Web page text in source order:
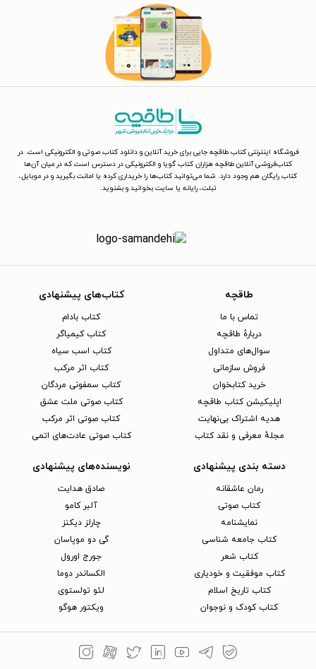
فروشگاه اینترنتی کتاب طاقچه جایی برای خرید آنلاین و دانلود کتاب صوتی و الکترونیکی است. در
کتاب‌فروشی آنلاین طاقچه هزاران کتاب گویا و الکترونیکی در دسترس است که در میان آن‌ها
کتاب رایگان هم وجود دارد. شما می‌توانید کتاب‌ها را خریداری کرده یا امانت بگیرید و در موبایل،
تبلت، رایانه یا سایت بخوانید و بشنوید.
طاقچه
تماس با ما
دربارهٔ طاقچه
سوال‌های متداول
فروش سازمانی
خرید کتابخوان
اپلیکیشن کتاب طاقچه
هدیه اشتراک بی‌نهایت
مجلهٔ معرفی و نقد کتاب
کتاب‌های پیشنهادی
کتاب بادام
کتاب کیمیاگر
کتاب اسب سیاه
کتاب اثر مرکب
کتاب سمفونی مردگان
کتاب صوتی ملت عشق
کتاب صوتی اثر مرکب
کتاب صوتی عادت‌های اتمی
دسته بندی پیشنهادی
رمان عاشقانه
کتاب‌ صوتی
نمایشنامه
کتاب جامعه شناسی
کتاب شعر
کتاب موفقیت و خودیاری
کتاب تاریخ اسلام
کتاب کودک و نوجوان
نویسنده‌های پیشنهادی
صادق هدایت
آلبر کامو
چارلز دیکنز
گی دو موپاسان
جورج اورول
الکساندر دوما
لئو تولستوی
ویکتور هوگو